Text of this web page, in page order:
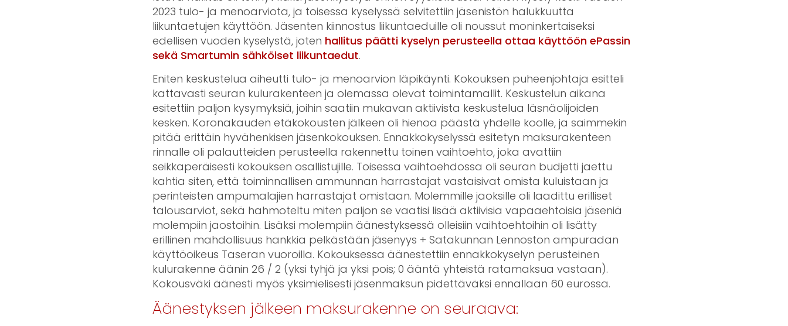
2023 tulo- ja menoarviota, ja toisessa kyselyssä selvitettiin jäsenistön halukkuutta
liikuntaetujen käyttöön. Jäsenten kiinnostus liikuntaeduille oli noussut moninkertaiseksi
edellisen vuoden kyselystä, joten hallitus päätti kyselyn perusteella ottaa käyttöön ePassin
sekä Smartumin sähköiset liikuntaedut.
Eniten keskustelua aiheutti tulo- ja menoarvion läpikäynti. Kokouksen puheenjohtaja esitteli
kattavasti seuran kulurakenteen ja olemassa olevat toimintamallit. Keskustelun aikana
esitettiin paljon kysymyksiä, joihin saatiin mukavan aktiivista keskustelua läsnäolijoiden
kesken. Koronakauden etäkokousten jälkeen oli hienoa päästä yhdelle koolle, ja saimmekin
pitää erittäin hyvähenkisen jäsenkokouksen. Ennakkokyselyssä esitetyn maksurakenteen
rinnalle oli palautteiden perusteella rakennettu toinen vaihtoehto, joka avattiin
seikkaperäisesti kokouksen osallistujille. Toisessa vaihtoehdossa oli seuran budjetti jaettu
kahtia siten, että toiminnallisen ammunnan harrastajat vastaisivat omista kuluistaan ja
perinteisten ampumalajien harrastajat omistaan. Molemmille jaoksille oli laadittu erilliset
talousarviot, sekä hahmoteltu miten paljon se vaatisi lisää aktiivisia vapaaehtoisia jäseniä
molempiin jaostoihin. Lisäksi molempiin äänestyksessä olleisiin vaihtoehtoihin oli lisätty
erillinen mahdollisuus hankkia pelkästään jäsenyys + Satakunnan Lennoston ampuradan
käyttöoikeus Taseran vuoroilla. Kokouksessa äänestettiin ennakkokyselyn perusteinen
kulurakenne äänin 26 / 2 (yksi tyhjä ja yksi pois; 0 ääntä yhteistä ratamaksua vastaan).
Kokousväki äänesti myös yksimielisesti jäsenmaksun pidettäväksi ennallaan 60 eurossa.
Äänestyksen jälkeen maksurakenne on seuraava: